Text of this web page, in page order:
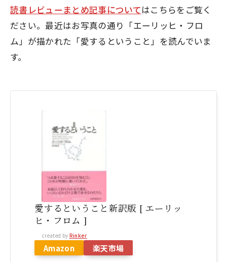
読書レビューまとめ記事についてはこちらをご覧く
ださい。最近はお写真の通り「エーリッヒ・フロ
ム」が描かれた「愛するということ」を読んでいま
す。
愛するということ新訳版 [ エーリッ
ヒ・フロム ]
created by Rinker
Amazon 楽天市場